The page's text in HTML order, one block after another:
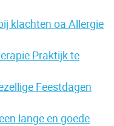
klachten oa Allergie
Praktijk te
Feestdagen
lange en goede